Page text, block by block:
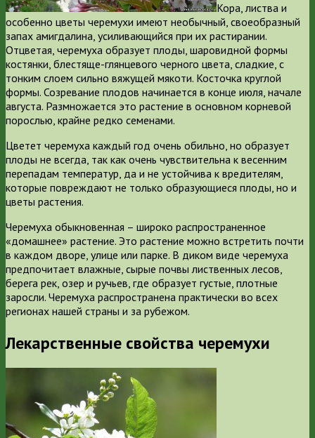
Кора, листва и
особенно цветы черемухи имеют необычный, своеобразный
запах амигдалина, усиливающийся при их растирании.
Отцветая, черемуха образует плоды, шаровидной формы
костянки, блестяще-глянцевого черного цвета, сладкие, с
тонким слоем сильно вяжущей мякоти. Косточка круглой
формы. Созревание плодов начинается в конце июля, начале
августа. Размножается это растение в основном корневой
порослью, крайне редко семенами.
Цветет черемуха каждый год очень обильно, но образует
плоды не всегда, так как очень чувствительна к весенним
перепадам температур, да и не устойчива к вредителям,
которые повреждают не только образующиеся плоды, но и
цветы растения.
Черемуха обыкновенная – широко распространенное
«домашнее» растение. Это растение можно встретить почти
в каждом дворе, улице или парке. В диком виде черемуха
предпочитает влажные, сырые почвы лиственных лесов,
берега рек, озер и ручьев, где образует густые, плотные
заросли. Черемуха распространена практически во всех
регионах нашей страны и за рубежом.
Лекарственные свойства черемухи